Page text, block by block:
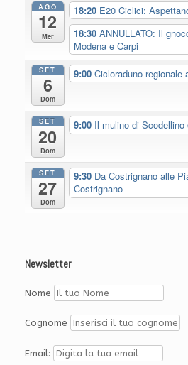
AGO
12
Mer
18:20 E20 Ciclici:
18:30 ANNULLATO: Il
Modena e Carpi
SET
6
Dom
9:00 Cicloraduno regionale
SET
20
Dom
9:00 Il mulino di Scodellino
SET
27
Dom
9:30 Da Costrignano alle
Costrignano
Newsletter
Nome
Cognome
Email: